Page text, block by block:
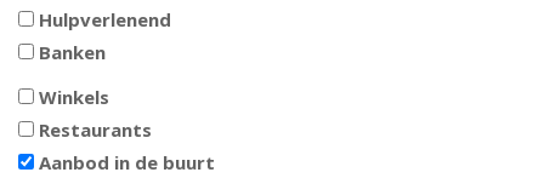
Hulpverlenend
Banken
Winkels
Restaurants
Aanbod in de buurt